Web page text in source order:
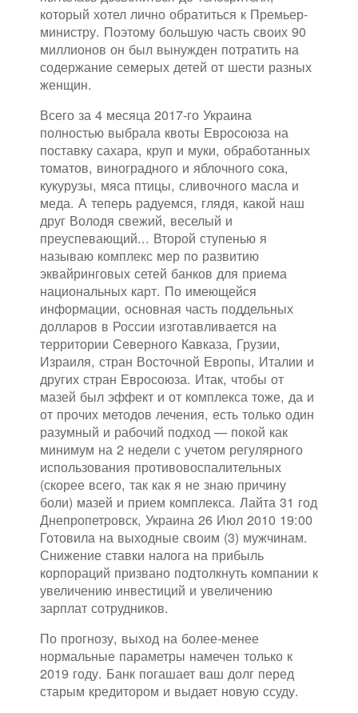
который хотел лично обратиться к Премьер-
министру. Поэтому большую часть своих 90
миллионов он был вынужден потратить на
содержание семерых детей от шести разных
женщин.
Всего за 4 месяца 2017-го Украина
полностью выбрала квоты Евросоюза на
поставку сахара, круп и муки, обработанных
томатов, виноградного и яблочного сока,
кукурузы, мяса птицы, сливочного масла и
меда. А теперь радуемся, глядя, какой наш
друг Володя свежий, веселый и
преуспевающий... Второй ступенью я
называю комплекс мер по развитию
эквайринговых сетей банков для приема
национальных карт. По имеющейся
информации, основная часть поддельных
долларов в России изготавливается на
территории Северного Кавказа, Грузии,
Израиля, стран Восточной Европы, Италии и
других стран Евросоюза. Итак, чтобы от
мазей был эффект и от комплекса тоже, да и
от прочих методов лечения, есть только один
разумный и рабочий подход — покой как
минимум на 2 недели с учетом регулярного
использования противовоспалительных
(скорее всего, так как я не знаю причину
боли) мазей и прием комплекса. Лайта 31 год
Днепропетровск, Украина 26 Июл 2010 19:00
Готовила на выходные своим (3) мужчинам.
Снижение ставки налога на прибыль
корпораций призвано подтолкнуть компании к
увеличению инвестиций и увеличению
зарплат сотрудников.
По прогнозу, выход на более-менее
нормальные параметры намечен только к
2019 году. Банк погашает ваш долг перед
старым кредитором и выдает новую ссуду.